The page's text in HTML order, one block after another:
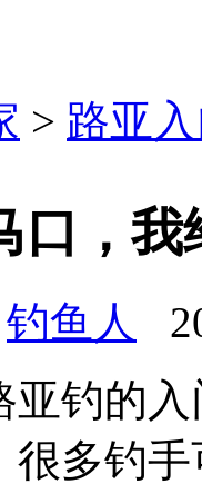
> 路亚
口，
钓鱼人
亚钓的
很多钓